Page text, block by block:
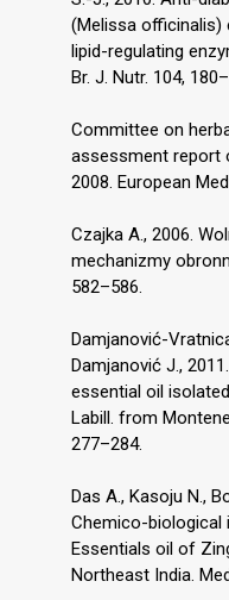
(Melissa officinalis)
lipid-regulating
Br. J. Nutr. 104,
Committee on
assessment report
2008. European
Czajka A., 2006.
mechanizmy
582–586.
Damjanović-
Damjanović J.,
essential oil
Labill. from
277–284.
Das A., Kasoju N.,
Chemico-
Essentials oil of
Northeast India.